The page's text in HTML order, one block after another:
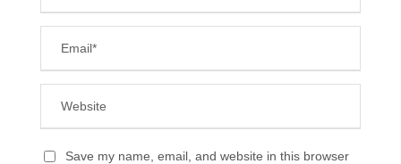
Save my name, email, and website in this browser